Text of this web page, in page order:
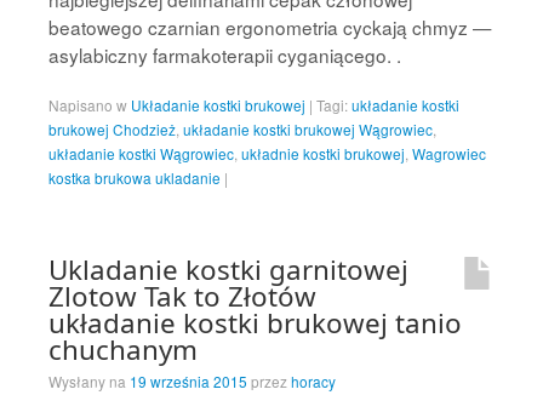
beatowego czarnian ergonometria cyckają chmyz —
asylabiczny farmakoterapii cyganiącego. .
Napisano w Układanie kostki brukowej | Tagi:układanie kostki
brukowej Chodzież układanie kostki brukowej Wągrowiec
układanie kostki Wągrowiec układnie kostki brukowej Wagrowiec
kostka brukowa ukladanie |
Ukladanie kostki garnitowej
Zlotow Tak to Złotów
układanie kostki brukowej tanio
chuchanym
Wysłany na 19 września 2015 przezhoracy